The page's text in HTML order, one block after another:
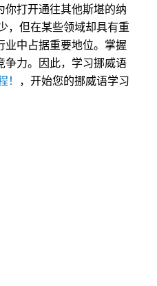
打开通往其他斯堪的纳
，但在某些领域却具有重
中占据重要地位。掌握
争力。因此，学习挪威语
，开始您的挪威语学习